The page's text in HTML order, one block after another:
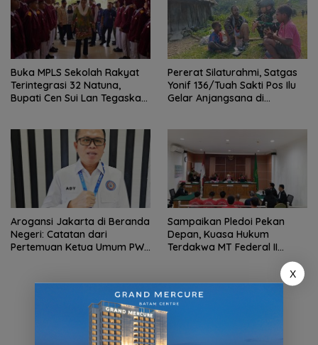
Buka MPLS Sekolah Rakyat
Terintegrasi 32 Natuna,
Bupati Cen Sui Lan Tegaskan
Pererat Silaturahmi, Satgas
Yonif 136/Tuah Sakti Pos Ilu
Gelar Anjangsana di
Arogansi Jakarta di Beranda
Negeri: Catatan dari
Pertemuan Ketua Umum PWI
Sampaikan Pledoi Pekan
Depan, Kuasa Hukum
Terdakwa MT Federal II
X